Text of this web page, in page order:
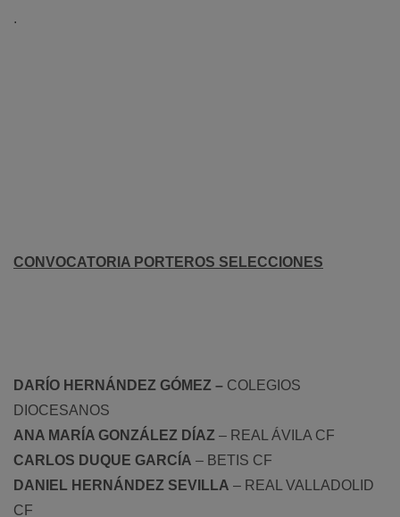
.
CONVOCATORIA PORTEROS SELECCIONES
DARÍO HERNÁNDEZ GÓMEZ – COLEGIOS
DIOCESANOS
ANA MARÍA GONZÁLEZ DÍAZ – REAL ÁVILA CF
CARLOS DUQUE GARCÍA – BETIS CF
DANIEL HERNÁNDEZ SEVILLA – REAL VALLADOLID
CF